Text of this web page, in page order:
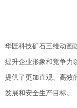
华匠科技矿石三维动画
提升企业形象和竞争力
提供了更加直观、高效
发展和安全生产目标。